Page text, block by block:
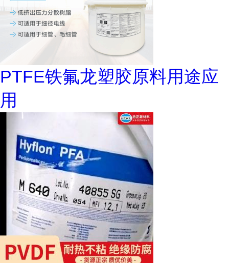
PTFE铁氟龙塑胶原料用途应
用